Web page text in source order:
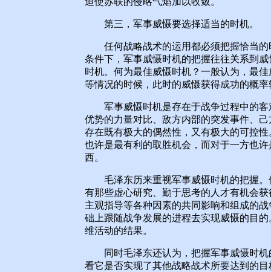
第三，军事威慑要选择适当的时机。
任何战略战术的运用都必须把握恰当的
条件下，军事威慑时机的把握往往关系到
时机。何为最佳威慑时机？一般认为，最
等情况的时候，此时的威慑获得成功的概
军事威慑时机是存在于战争过程中的客
优势的力量对比、敌方内部的突发事件、
存在既有极大的偶然性，又有极大的可控
也许是最有利的取胜机会，而对于一方也
西。
毛泽东历来重视军事威慑时机的把握。
有那些虚心研究、勤于思考的人才有机会
主观指导等各种因素的共同影响和组成的
础上跟随战争发展的进程去实现威慑的目
维活动的结果。
同时毛泽东还认为，把握军事威慑时机
看它是否实现了其他战略战术所要达到的